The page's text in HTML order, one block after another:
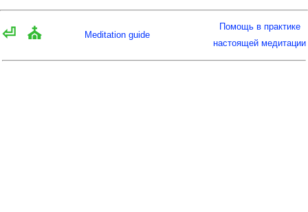
⏎ ⛪ Meditation guide
Помощь в практике
настоящей медитации